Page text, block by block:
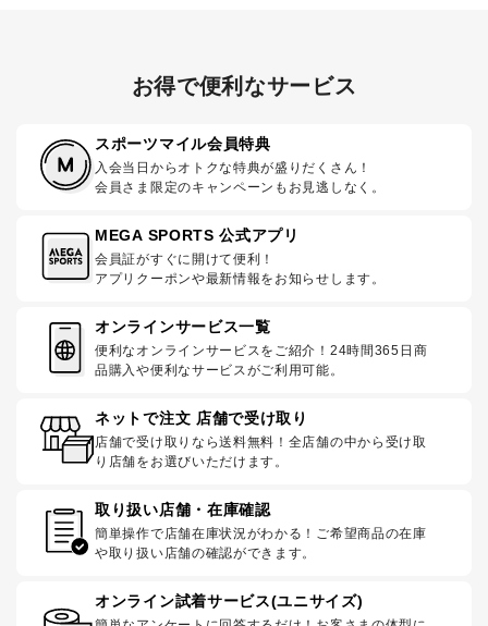
お得で便利なサービス
スポーツマイル会員特典
入会当日からオトクな特典が盛りだくさん！
会員さま限定のキャンペーンもお見逃しなく。
MEGA SPORTS 公式アプリ
会員証がすぐに開けて便利！
アプリクーポンや最新情報をお知らせします。
オンラインサービス一覧
便利なオンラインサービスをご紹介！24時間365日商
品購入や便利なサービスがご利用可能。
ネットで注文 店舗で受け取り
店舗で受け取りなら送料無料！全店舗の中から受け取
り店舗をお選びいただけます。
取り扱い店舗・在庫確認
簡単操作で店舗在庫状況がわかる！ご希望商品の在庫
や取り扱い店舗の確認ができます。
オンライン試着サービス(ユニサイズ)